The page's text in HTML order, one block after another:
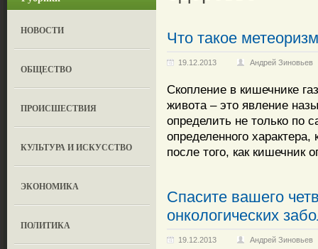
НОВОСТИ
ОБЩЕСТВО
ПРОИСШЕСТВИЯ
КУЛЬТУРА И ИСКУССТВО
ЭКОНОМИКА
ПОЛИТИКА
Что такое метеоризм
19.12.2013 Андрей Зиновьев
Скопление в кишечнике
живота – это явление
определить не только по
определенного
после того, как кишечник
Спасите вашего
онкологических
19.12.2013 Андрей Зиновьев